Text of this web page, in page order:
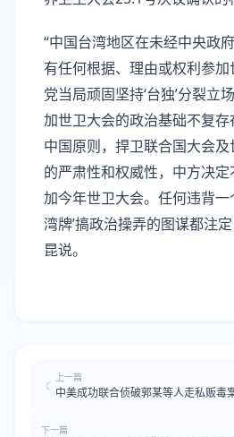
“中国台湾地区在未经中央政
有任何根据、理由或权利参
党当局顽固坚持‘台独’分裂立
加世卫大会的政治基础不复
中国原则，捍卫联合国大会
的严肃性和权威性，中方决
加今年世卫大会。任何违背一
湾牌’搞政治操弄的图谋都注
昆说。
上一篇
中美成功联合侦破郭某等人走私贩毒
下一篇